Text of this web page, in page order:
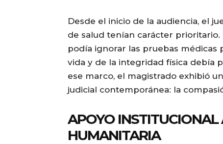
Desde el inicio de la audiencia, el
de salud tenían carácter
podía ignorar las pruebas médicas
vida y de la integridad física debía
ese marco, el magistrado exhibió
judicial contemporánea: la
APOYO
HUMANITARIA